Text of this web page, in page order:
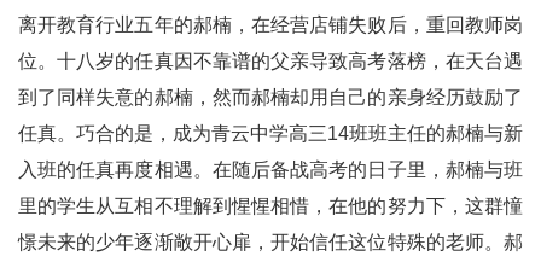
离开教育行业五年的郝楠，在经营店铺失败后，重回教师岗
位。十八岁的任真因不靠谱的父亲导致高考落榜，在天台遇
到了同样失意的郝楠，然而郝楠却用自己的亲身经历鼓励了
任真。巧合的是，成为青云中学高三14班班主任的郝楠与新
入班的任真再度相遇。在随后备战高考的日子里，郝楠与班
里的学生从互相不理解到惺惺相惜，在他的努力下，这群憧
憬未来的少年逐渐敞开心扉，开始信任这位特殊的老师。郝